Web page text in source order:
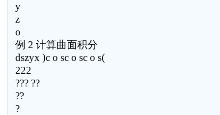
y
z
o
例 2 计算曲面积分
dszyx )c o sc o sc o s(
222
??? ??
??
?